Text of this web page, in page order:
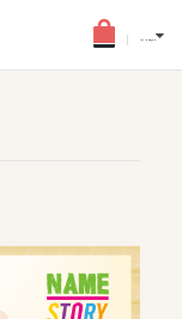
(0) - HKD$0.0